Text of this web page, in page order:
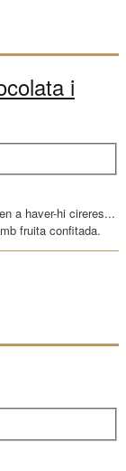
i
a haver-hi cireres...
fruita confitada.